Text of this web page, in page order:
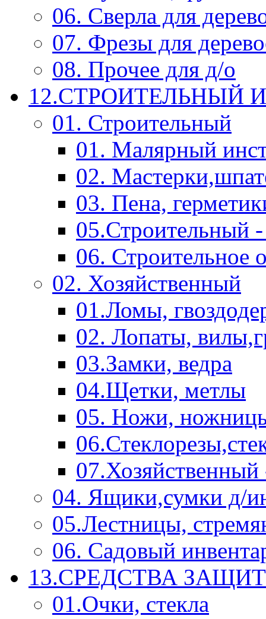
06. Сверла для
07. Фрезы для
08. Прочее для д/о
12.СТРОИТЕЛЬНЫЙ
01. Строительный
01. Малярный
02.
03. Пена,
05.Строительный
06. Строительное
02. Хозяйственный
01.Ломы,
02. Лопаты,
03.Замки, ведра
04.Щетки, метлы
05. Ножи,
07.Хозяйственный
04. Ящики,сумки д/
05.Лестницы,
06. Садовый
13.СРЕДСТВА
01.Очки, стекла